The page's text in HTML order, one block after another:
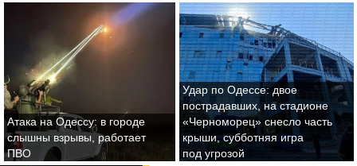
Атака на Одессу: в городе
слышны взрывы, работает
ПВО
Удар по Одессе: двое
пострадавших, на стадионе
«Черноморец» снесло часть
крыши, субботняя игра
под угрозой